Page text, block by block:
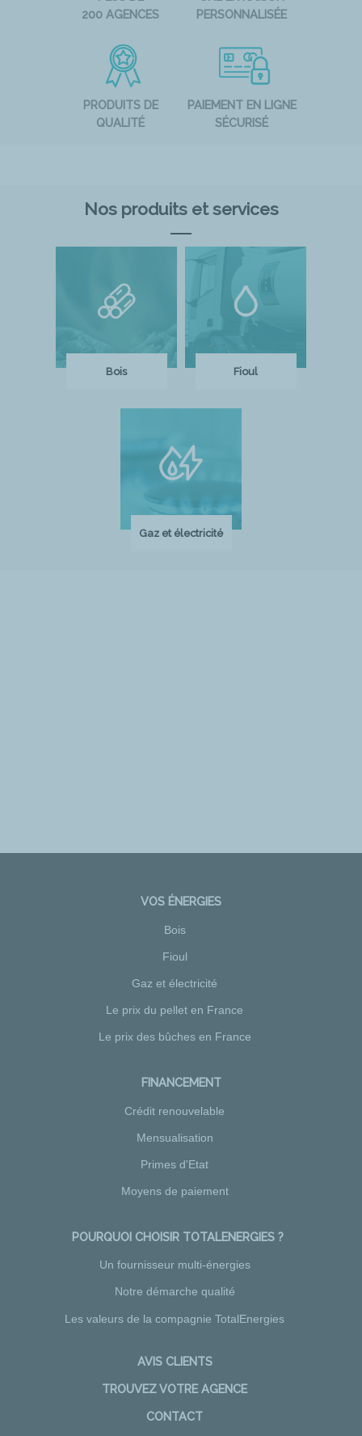
200 AGENCES
PERSONNALISÉE
PRODUITS DE
QUALITÉ
PAIEMENT EN LIGNE
SÉCURISÉ
Nos produits et services
Bois Fioul
Gaz et électricité
VOS ÉNERGIES
Bois
Fioul
Gaz et électricité
Le prix du pellet en France
Le prix des bûches en France
FINANCEMENT
Crédit renouvelable
Mensualisation
Primes d'Etat
Moyens de paiement
POURQUOI CHOISIR TOTALENERGIES ?
Un fournisseur multi-énergies
Notre démarche qualité
Les valeurs de la compagnie TotalEnergies
AVIS CLIENTS
TROUVEZ VOTRE AGENCE
CONTACT